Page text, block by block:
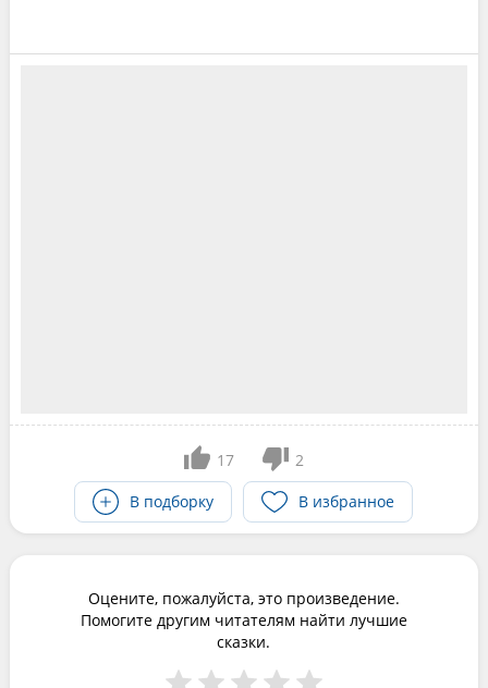
17
2
В подборку
В избранное
Оцените, пожалуйста, это произведение.
Помогите другим читателям найти лучшие
сказки.